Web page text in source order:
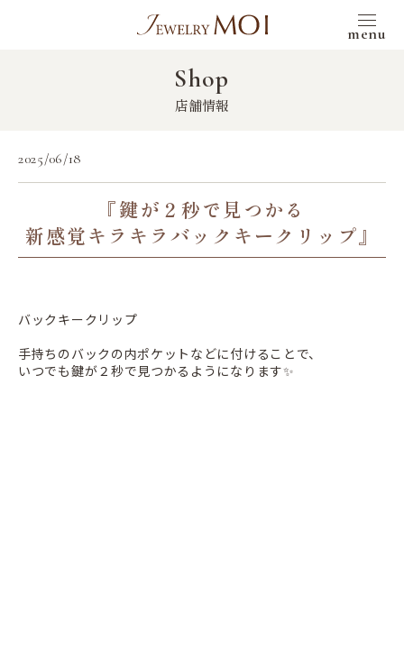
menu
Shop
店舗情報
2025/06/18
『鍵が２秒で見つかる
新感覚キラキラバックキークリップ』
バックキークリップ
手持ちのバックの内ポケットなどに付けることで、
いつでも鍵が２秒で見つかるようになります✨